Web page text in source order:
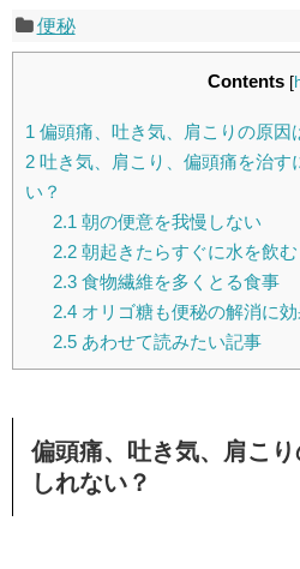
便秘
Contents [
1 偏頭痛、吐き気、肩こりの原因
2 吐き気、肩こり、偏頭痛を治す
い？
2.1 朝の便意を我慢しない
2.2朝起きたらすぐに水を飲む
2.3食物繊維を多くとる食事
2.4オリゴ糖も便秘の解消に効
2.5あわせて読みたい記事
偏頭痛、吐き気、肩こ
しれない？